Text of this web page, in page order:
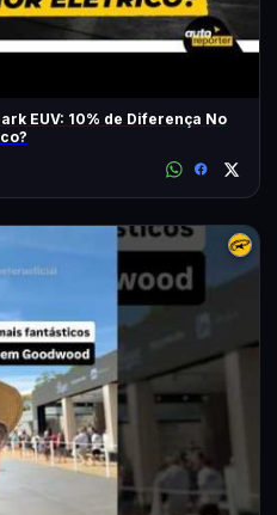
EUV: 10% de Diferença No